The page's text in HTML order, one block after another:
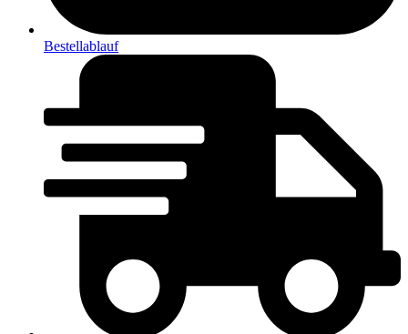
Bestellablauf